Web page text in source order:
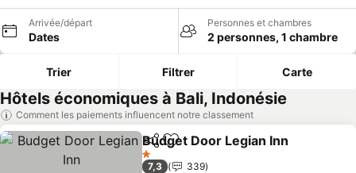
Arrivée/départ
Dates
Personnes et chambres
2 personnes, 1 chambre
Trier Filtrer Carte
Hôtels économiques à Bali, Indonésie
Comment les paiements influencent notre classement
PartagerAjouter à mes favoris
Budget Door Legian Inn
1 Étoiles
7,3
339